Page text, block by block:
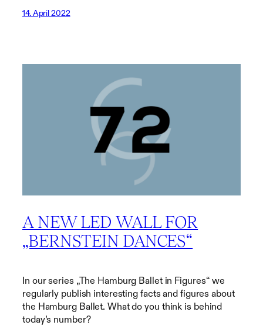
14. April 2022
A NEW LED WALL FOR
„BERNSTEIN DANCES“
In our series „The Hamburg Ballet in Figures“ we
regularly publish interesting facts and figures about
the Hamburg Ballet. What do you think is behind
today’s number?